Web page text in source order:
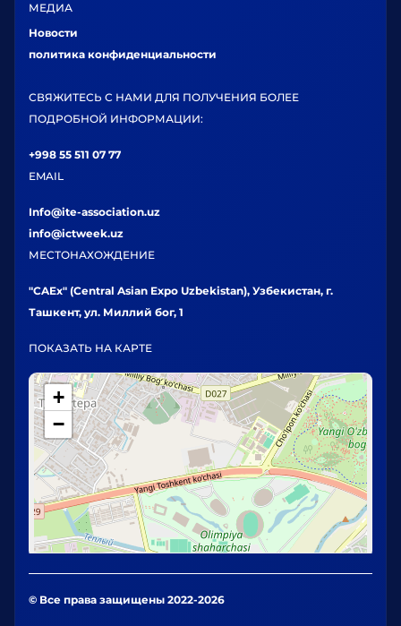
МЕДИА
Новости
политика конфиденциальности
СВЯЖИТЕСЬ С НАМИ ДЛЯ ПОЛУЧЕНИЯ БОЛЕЕ
ПОДРОБНОЙ ИНФОРМАЦИИ:
+998 55 511 07 77
EMAIL
Info@ite-association.uz
info@ictweek.uz
МЕСТОНАХОЖДЕНИЕ
"CAEx" (Central Asian Expo Uzbekistan), Узбекистан, г.
Ташкент, ул. Миллий бог, 1
ПОКАЗАТЬ НА КАРТЕ
+
−
© Все права защищены 2022-2026